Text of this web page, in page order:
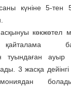
күніне 5-тен
асқынуы көкжөтел
туындаған ауыр
3 жасқа